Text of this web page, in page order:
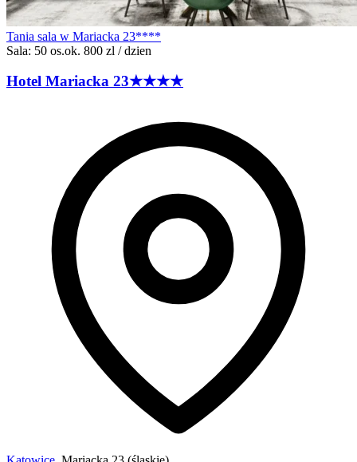
Tania sala w Mariacka 23****
Sala: 50 os.ok. 800 zl / dzien
Hotel Mariacka 23★★★★